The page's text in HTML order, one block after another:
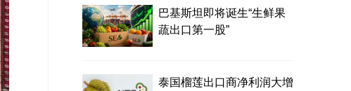
巴基斯坦即将诞生“生鲜果
蔬出口第一股”
泰国榴莲出口商净利润大增